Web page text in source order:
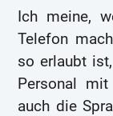
Ich meine,
Telefon
so erlaubt
Personal
auch die